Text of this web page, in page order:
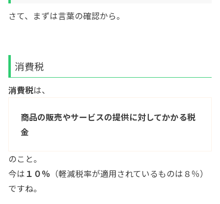
さて、まずは言葉の確認から。
消費税
消費税は、
商品の販売やサービスの提供に対してかかる税
金
のこと。
今は１０％ （軽減税率が適用されているものは８％）
ですね。